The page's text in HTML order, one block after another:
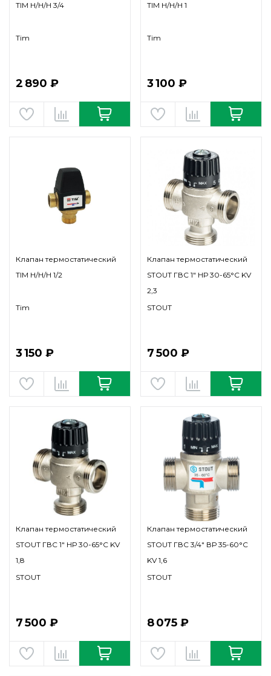
TIM Н/Н/Н 3/4
Tim
2 890 ₽
TIM Н/Н/Н 1
Tim
3 100 ₽
Клапан термостатический
TIM Н/Н/Н 1/2
Tim
3 150 ₽
Клапан термостатический
STOUT ГВС 1" НР 30-65°С KV
2,3
STOUT
7 500 ₽
Клапан термостатический
STOUT ГВС 1" НР 30-65°С KV
1,8
STOUT
7 500 ₽
Клапан термостатический
STOUT ГВС 3/4" ВР 35-60°С
KV 1,6
STOUT
8 075 ₽